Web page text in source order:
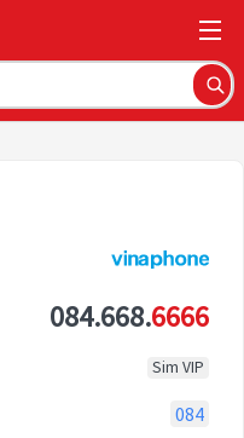
084.668.6666
Sim VIP
084